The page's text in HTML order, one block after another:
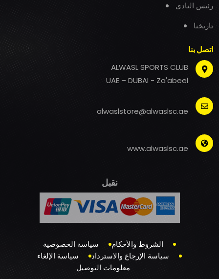
رئيس النادي
تاريخنا
اتصل بنا
ALWASL SPORTS CLUB
UAE – DUBAI - Za'abeel
alwaslstore@alwaslsc.ae
www.alwaslsc.ae
نقبل
الشروط والأحكام
سياسة الخصوصية
سياسة الإرجاع والاسترداد
سياسة الإلغاء
معلومات التوصيل